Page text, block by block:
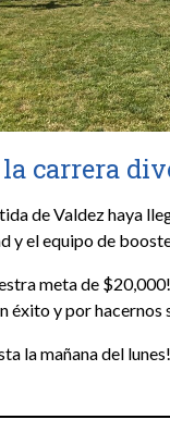
la carrera
de Valdez haya
y el equipo de
meta de
éxito y por
la mañana del lunes!